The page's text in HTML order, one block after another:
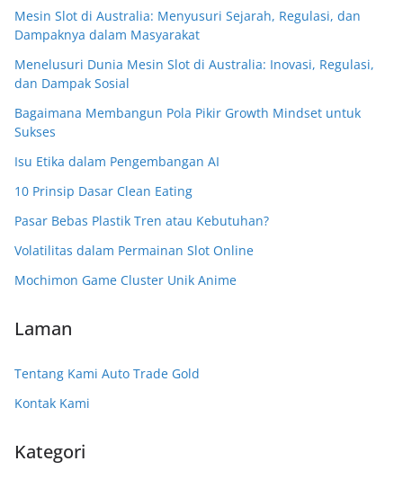
Mesin Slot di Australia: Menyusuri Sejarah, Regulasi, dan
Dampaknya dalam Masyarakat
Menelusuri Dunia Mesin Slot di Australia: Inovasi, Regulasi,
dan Dampak Sosial
Bagaimana Membangun Pola Pikir Growth Mindset untuk
Sukses
Isu Etika dalam Pengembangan AI
10 Prinsip Dasar Clean Eating
Pasar Bebas Plastik Tren atau Kebutuhan?
Volatilitas dalam Permainan Slot Online
Mochimon Game Cluster Unik Anime
Laman
Tentang Kami Auto Trade Gold
Kontak Kami
Kategori